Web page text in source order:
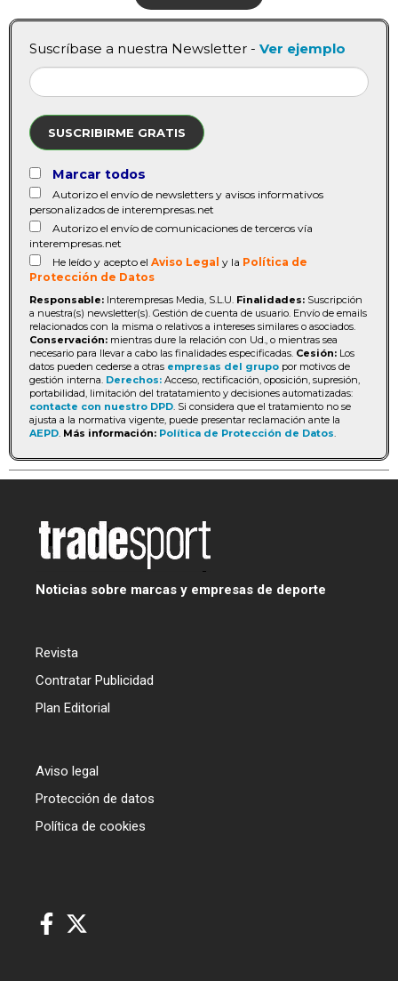
Suscríbase a nuestra Newsletter - Ver ejemplo
SUSCRIBIRME GRATIS
Marcar todos
Autorizo el envío de newsletters y avisos informativos
personalizados de interempresas.net
Autorizo el envío de comunicaciones de terceros vía
interempresas.net
He leído y acepto el Aviso Legal y la Política de
Protección de Datos
Responsable: Interempresas Media, S.L.U. Finalidades: Suscripción
a nuestra(s) newsletter(s). Gestión de cuenta de usuario. Envío de emails
relacionados con la misma o relativos a intereses similares o asociados.
Conservación: mientras dure la relación con Ud., o mientras sea
necesario para llevar a cabo las finalidades especificadas. Cesión: Los
datos pueden cederse a otras empresas del grupo por motivos de
gestión interna. Derechos: Acceso, rectificación, oposición, supresión,
portabilidad, limitación del tratatamiento y decisiones automatizadas:
contacte con nuestro DPD . Si considera que el tratamiento no se
ajusta a la normativa vigente, puede presentar reclamación ante la
AEPD Más información: Política de Protección de Datos
Noticias sobre marcas y empresas de deporte
Revista
Contratar Publicidad
Plan Editorial
Aviso legal
Protección de datos
Política de cookies